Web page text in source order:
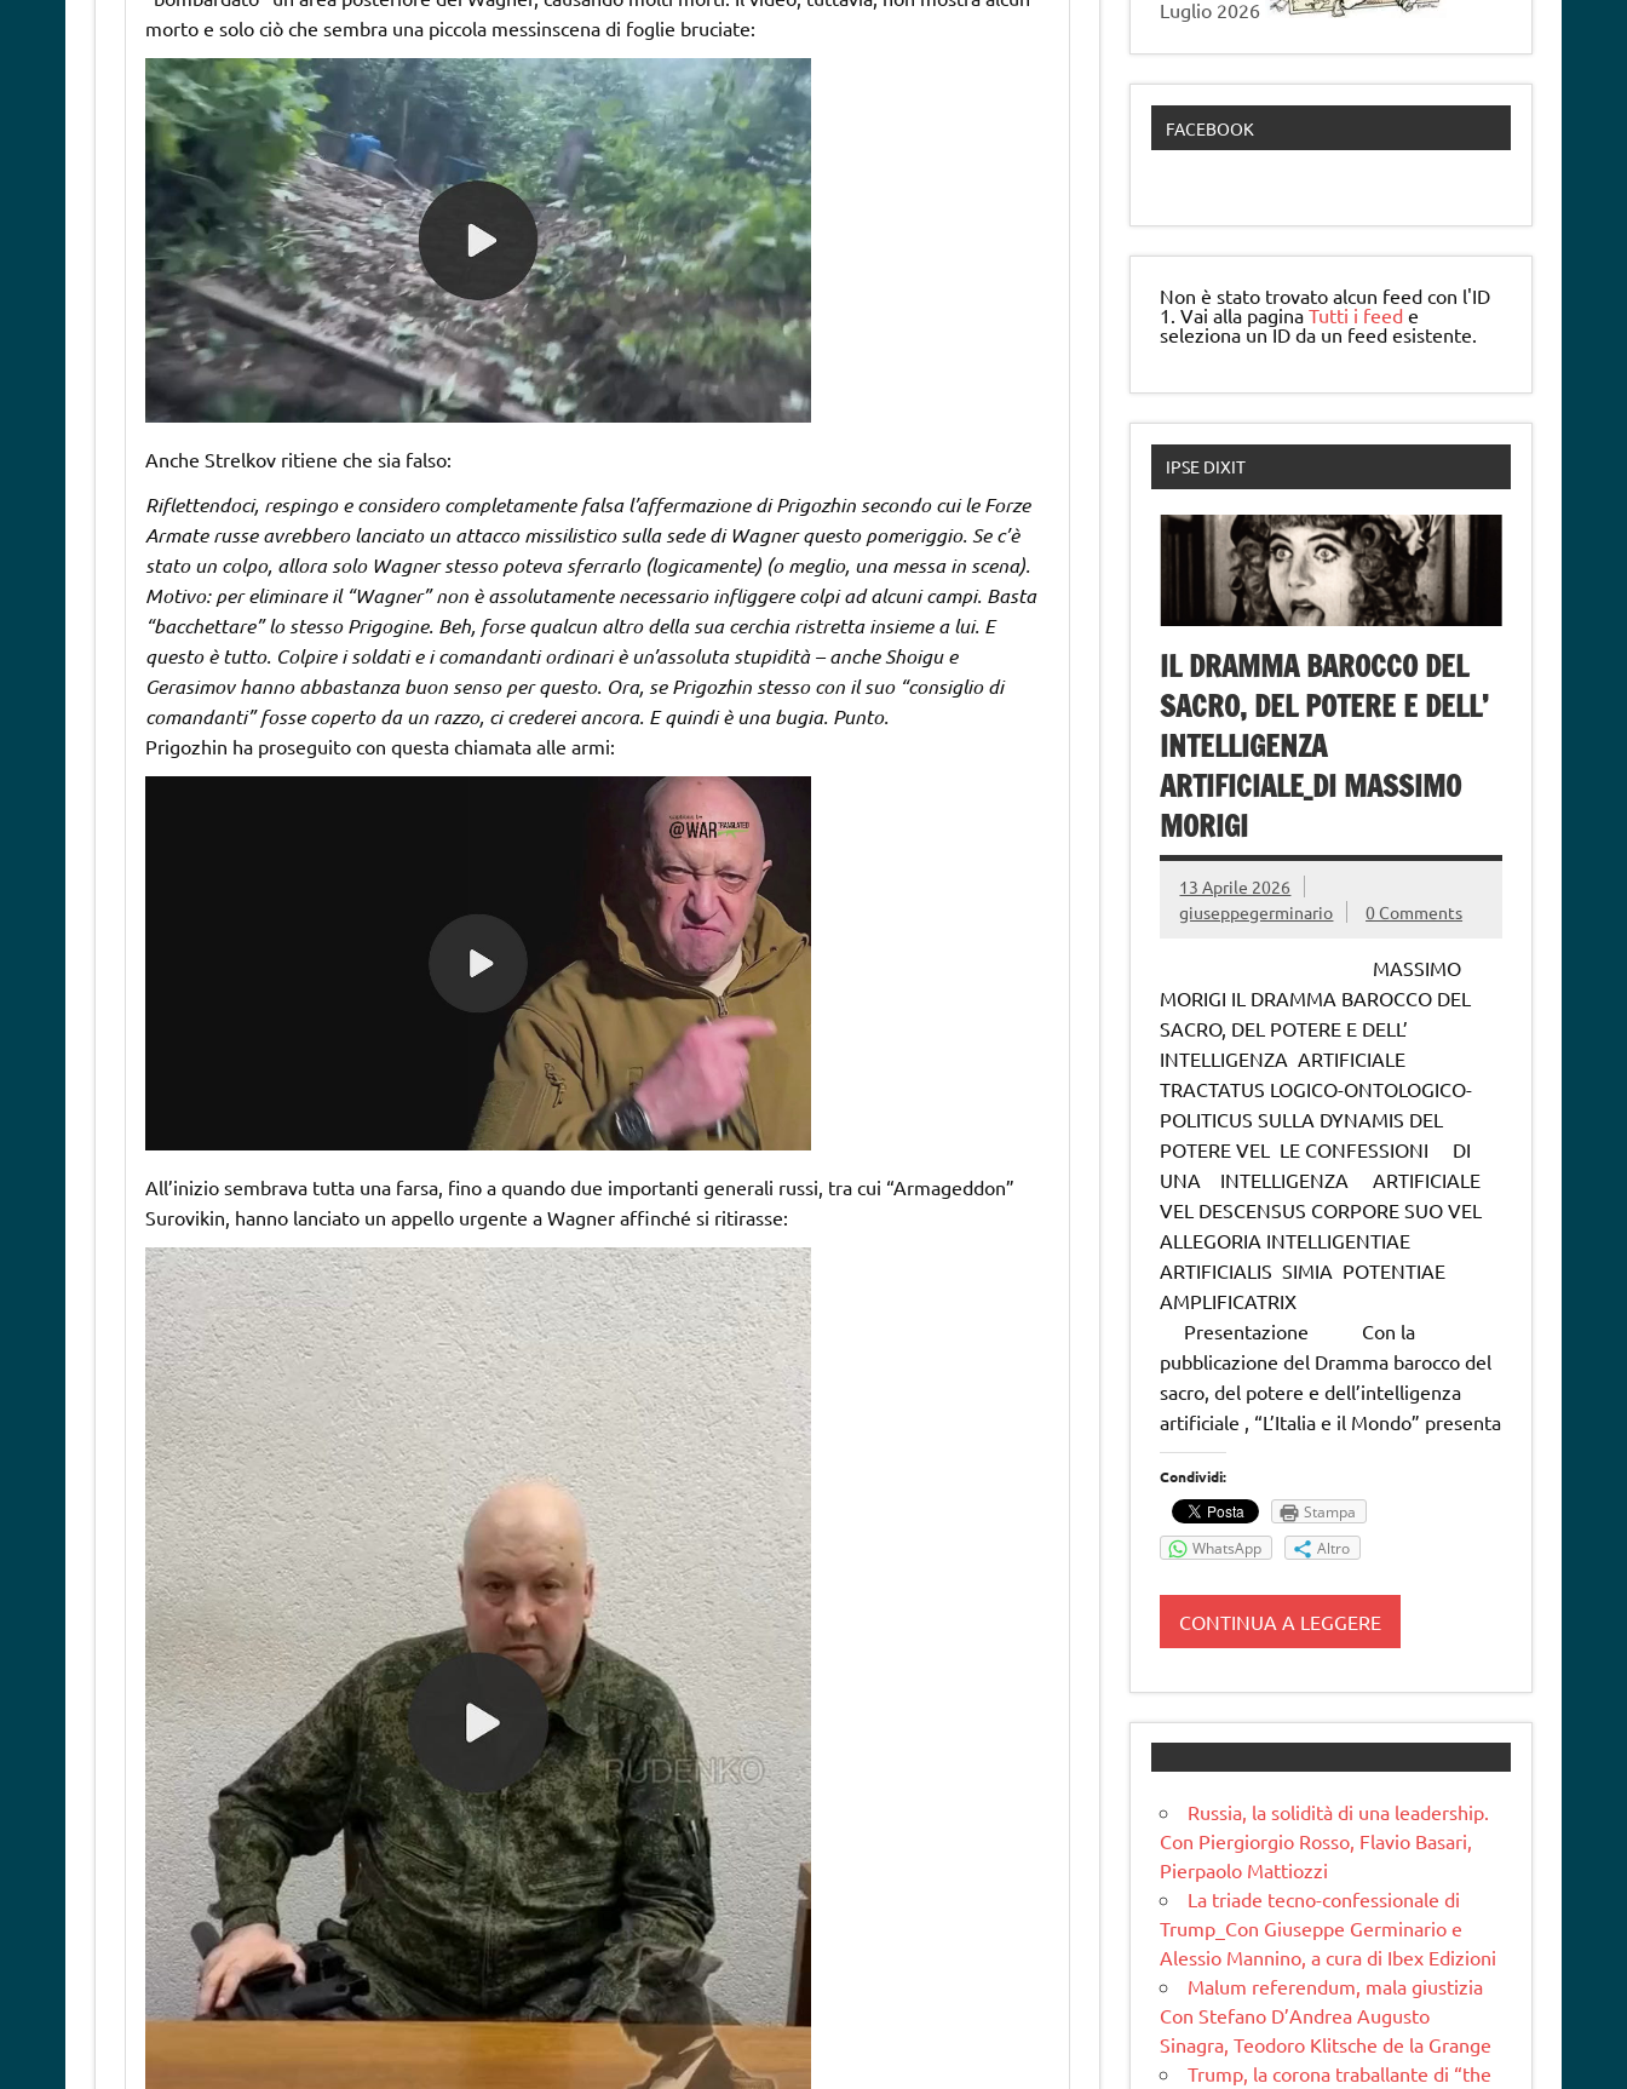
morto e solo ciò che sembra una piccola messinscena di foglie bruciate:
Anche Strelkov ritiene che sia falso:
Riflettendoci, respingo e considero completamente falsa l’affermazione di Prigozhin secondo cui le Forze
Armate russe avrebbero lanciato un attacco missilistico sulla sede di Wagner questo pomeriggio. Se c’è
stato un colpo, allora solo Wagner stesso poteva sferrarlo (logicamente) (o meglio, una messa in scena).
Motivo: per eliminare il “Wagner” non è assolutamente necessario infliggere colpi ad alcuni campi. Basta
“bacchettare” lo stesso Prigogine. Beh, forse qualcun altro della sua cerchia ristretta insieme a lui. E
questo è tutto. Colpire i soldati e i comandanti ordinari è un’assoluta stupidità – anche Shoigu e
Gerasimov hanno abbastanza buon senso per questo. Ora, se Prigozhin stesso con il suo “consiglio di
comandanti” fosse coperto da un razzo, ci crederei ancora. E quindi è una bugia. Punto.
Prigozhin ha proseguito con questa chiamata alle armi:
All’inizio sembrava tutta una farsa, fino a quando due importanti generali russi, tra cui “Armageddon”
Surovikin, hanno lanciato un appello urgente a Wagner affinché si ritirasse:
Luglio 2026
FACEBOOK
Non è stato trovato alcun feed con l'ID
1. Vai alla paginaTutti i feed e
seleziona un ID da un feed esistente.
IPSE DIXIT
IL DRAMMA BAROCCO DEL
SACRO, DEL POTERE E DELL’
INTELLIGENZA
ARTIFICIALE_DI MASSIMO
MORIGI
13 Aprile 2026
giuseppegerminario
0 Comments
MASSIMO
MORIGI IL DRAMMA BAROCCO DEL
SACRO, DEL POTERE E DELL’
INTELLIGENZA ARTIFICIALE
TRACTATUS LOGICO-ONTOLOGICO-
POLITICUS SULLA DYNAMIS DEL
POTERE VEL LE CONFESSIONI DI
UNA INTELLIGENZA ARTIFICIALE
VEL DESCENSUS CORPORE SUO VEL
ALLEGORIA INTELLIGENTIAE
ARTIFICIALIS SIMIA POTENTIAE
AMPLIFICATRIX
Presentazione Con la
pubblicazione del Dramma barocco del
sacro, del potere e dell’intelligenza
artificiale , “L’Italia e il Mondo” presenta
Condividi:
Stampa
WhatsApp
Altro
CONTINUA A LEGGERE
Russia, la solidità di una leadership.
Con Piergiorgio Rosso, Flavio Basari,
Pierpaolo Mattiozzi
La triade tecno-confessionale di
Trump_Con Giuseppe Germinario e
Alessio Mannino, a cura di Ibex Edizioni
Malum referendum, mala giustizia
Con Stefano D’Andrea Augusto
Sinagra, Teodoro Klitsche de la Grange
Trump, la corona traballante di “the